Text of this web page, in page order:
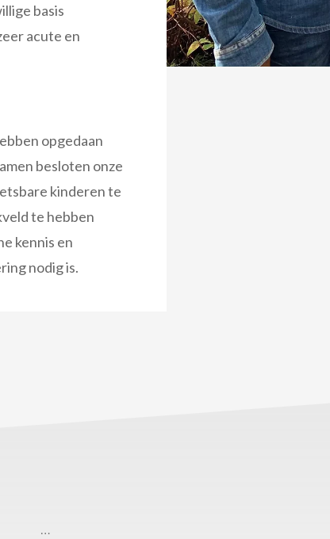
basis
acute en
opgedaan
besloten onze
kinderen te
te hebben
kennis en
nodig is.
…